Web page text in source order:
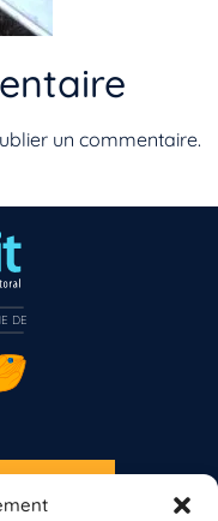
un commentaire.
à Biolit ?